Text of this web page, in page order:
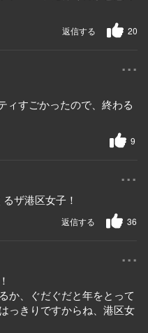
20
返信する
...
ィすごかったので、終わる
9
...
ザ港区女子！
36
返信する
...
か、ぐだぐだと年をとって
っきりですからね、港区女